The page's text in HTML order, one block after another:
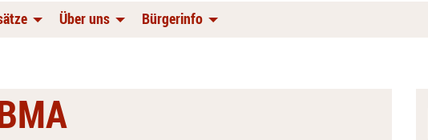
Über uns Bürgerinfo